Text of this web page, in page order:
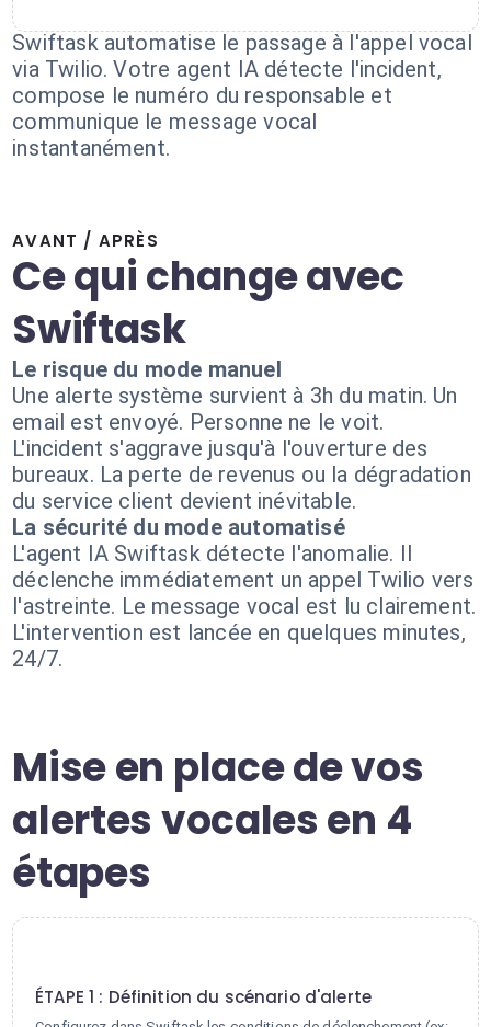
Swiftask automatise le passage à l'appel vocal
via Twilio. Votre agent IA détecte l'incident,
compose le numéro du responsable et
communique le message vocal
instantanément.
AVANT / APRÈS
Ce qui change avec
Swiftask
Le risque du mode manuel
Une alerte système survient à 3h du matin. Un
email est envoyé. Personne ne le voit.
L'incident s'aggrave jusqu'à l'ouverture des
bureaux. La perte de revenus ou la dégradation
du service client devient inévitable.
La sécurité du mode automatisé
L'agent IA Swiftask détecte l'anomalie. Il
déclenche immédiatement un appel Twilio vers
l'astreinte. Le message vocal est lu clairement.
L'intervention est lancée en quelques minutes,
24/7.
Mise en place de vos
alertes vocales en 4
étapes
ÉTAPE 1 : Définition du scénario d'alerte